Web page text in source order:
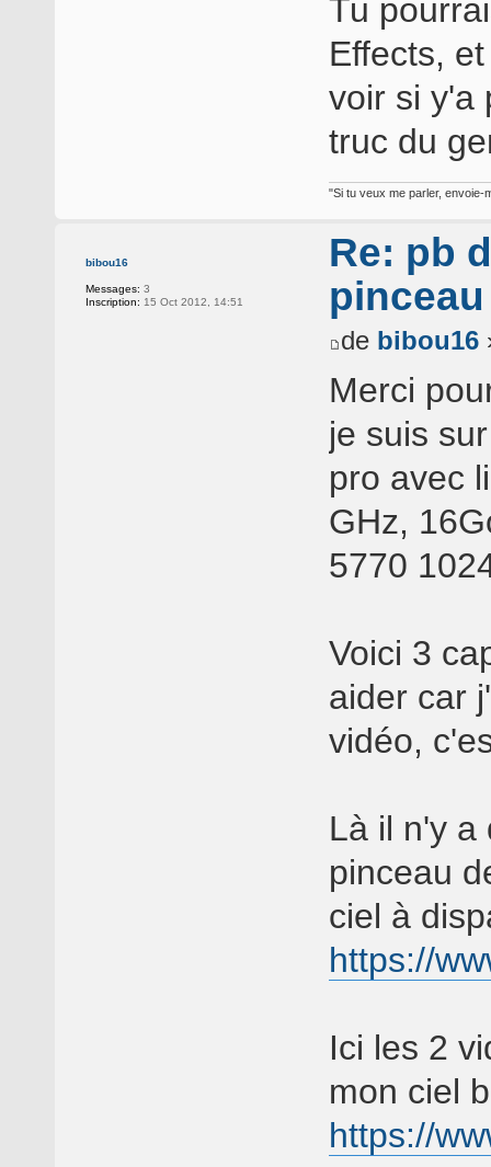
Tu
Effects,
voir si y'a
truc du
"Si tu veux me parler, envoie-
bibou16
Messages: 3
Inscription: 15 Oct 2012, 14:51
Re: pb
pinceau
de bibou16
Merci
je suis
pro avec
GHz,
5770
Voici 3
aider car
vidéo,
Là il n'y a
pinceau
ciel à
https://
Ici les 2
mon ciel
https://